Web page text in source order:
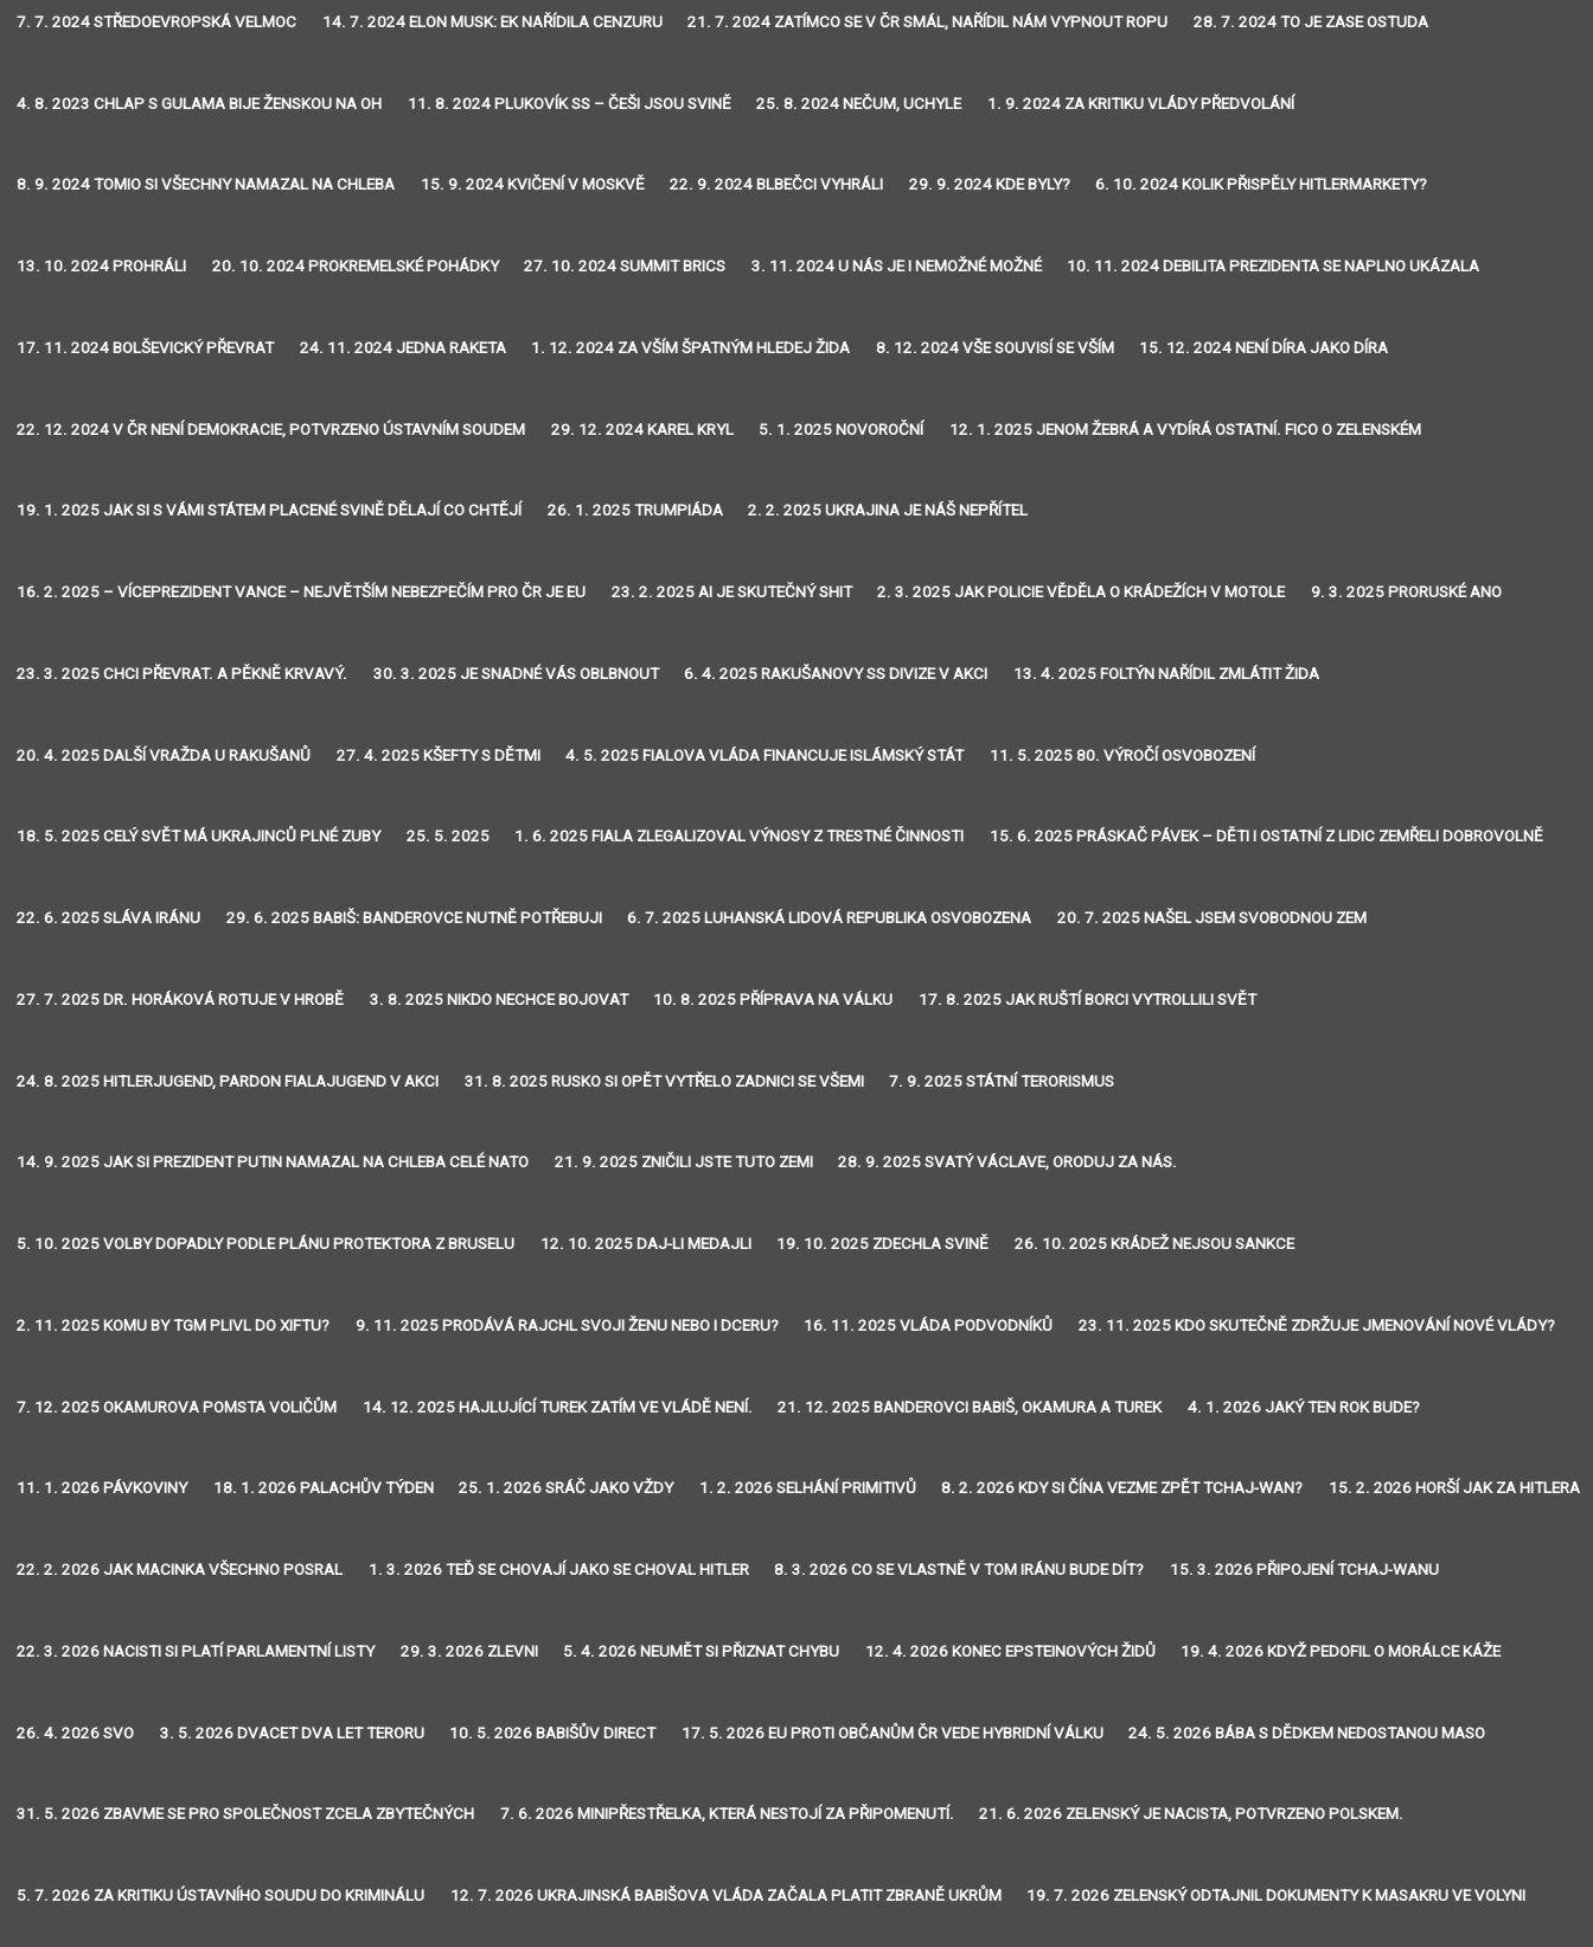
7. 7. 2024 STŘEDOEVROPSKÁ VELMOC 14. 7. 2024 ELON MUSK: EK NAŘÍDILA CENZURU 21. 7. 2024 ZATÍMCO SE V ČR SMÁL, NAŘÍDIL NÁM VYPNOUT ROPU 28. 7. 2024 TO JE ZASE OSTUDA
4. 8. 2023 CHLAP S GULAMA BIJE ŽENSKOU NA OH 11. 8. 2024 PLUKOVÍK SS – ČEŠI JSOU SVINĚ 25. 8. 2024 NEČUM, UCHYLE 1. 9. 2024 ZA KRITIKU VLÁDY PŘEDVOLÁNÍ
8. 9. 2024 TOMIO SI VŠECHNY NAMAZAL NA CHLEBA 15. 9. 2024 KVIČENÍ V MOSKVĚ 22. 9. 2024 BLBEČCI VYHRÁLI 29. 9. 2024 KDE BYLY? 6. 10. 2024 KOLIK PŘISPĚLY HITLERMARKETY?
13. 10. 2024 PROHRÁLI 20. 10. 2024 PROKREMELSKÉ POHÁDKY 27. 10. 2024 SUMMIT BRICS 3. 11. 2024 U NÁS JE I NEMOŽNÉ MOŽNÉ 10. 11. 2024 DEBILITA PREZIDENTA SE NAPLNO UKÁZALA
17. 11. 2024 BOLŠEVICKÝ PŘEVRAT 24. 11. 2024 JEDNA RAKETA 1. 12. 2024 ZA VŠÍM ŠPATNÝM HLEDEJ ŽIDA 8. 12. 2024 VŠE SOUVISÍ SE VŠÍM 15. 12. 2024 NENÍ DÍRA JAKO DÍRA
22. 12. 2024 V ČR NENÍ DEMOKRACIE, POTVRZENO ÚSTAVNÍM SOUDEM 29. 12. 2024 KAREL KRYL 5. 1. 2025 NOVOROČNÍ 12. 1. 2025 JENOM ŽEBRÁ A VYDÍRÁ OSTATNÍ. FICO O ZELENSKÉM
19. 1. 2025 JAK SI S VÁMI STÁTEM PLACENÉ SVINĚ DĚLAJÍ CO CHTĚJÍ 26. 1. 2025 TRUMPIÁDA 2. 2. 2025 UKRAJINA JE NÁŠ NEPŘÍTEL
16. 2. 2025 – VÍCEPREZIDENT VANCE – NEJVĚTŠÍM NEBEZPEČÍM PRO ČR JE EU 23. 2. 2025 AI JE SKUTEČNÝ SHIT 2. 3. 2025 JAK POLICIE VĚDĚLA O KRÁDEŽÍCH V MOTOLE 9. 3. 2025 PRORUSKÉ ANO
23. 3. 2025 CHCI PŘEVRAT. A PĚKNĚ KRVAVÝ. 30. 3. 2025 JE SNADNÉ VÁS OBLBNOUT 6. 4. 2025 RAKUŠANOVY SS DIVIZE V AKCI 13. 4. 2025 FOLTÝN NAŘÍDIL ZMLÁTIT ŽIDA
20. 4. 2025 DALŠÍ VRAŽDA U RAKUŠANŮ 27. 4. 2025 KŠEFTY S DĚTMI 4. 5. 2025 FIALOVA VLÁDA FINANCUJE ISLÁMSKÝ STÁT 11. 5. 2025 80. VÝROČÍ OSVOBOZENÍ
18. 5. 2025 CELÝ SVĚT MÁ UKRAJINCŮ PLNÉ ZUBY 25. 5. 2025 1. 6. 2025 FIALA ZLEGALIZOVAL VÝNOSY Z TRESTNÉ ČINNOSTI 15. 6. 2025 PRÁSKAČ PÁVEK – DĚTI I OSTATNÍ Z LIDIC ZEMŘELI DOBROVOLNĚ
22. 6. 2025 SLÁVA IRÁNU 29. 6. 2025 BABIŠ: BANDEROVCE NUTNĚ POTŘEBUJI 6. 7. 2025 LUHANSKÁ LIDOVÁ REPUBLIKA OSVOBOZENA 20. 7. 2025 NAŠEL JSEM SVOBODNOU ZEM
27. 7. 2025 DR. HORÁKOVÁ ROTUJE V HROBĚ 3. 8. 2025 NIKDO NECHCE BOJOVAT 10. 8. 2025 PŘÍPRAVA NA VÁLKU 17. 8. 2025 JAK RUŠTÍ BORCI VYTROLLILI SVĚT
24. 8. 2025 HITLERJUGEND, PARDON FIALAJUGEND V AKCI 31. 8. 2025 RUSKO SI OPĚT VYTŘELO ZADNICI SE VŠEMI 7. 9. 2025 STÁTNÍ TERORISMUS
14. 9. 2025 JAK SI PREZIDENT PUTIN NAMAZAL NA CHLEBA CELÉ NATO 21. 9. 2025 ZNIČILI JSTE TUTO ZEMI 28. 9. 2025 SVATÝ VÁCLAVE, ORODUJ ZA NÁS.
5. 10. 2025 VOLBY DOPADLY PODLE PLÁNU PROTEKTORA Z BRUSELU 12. 10. 2025 DAJ-LI MEDAJLI 19. 10. 2025 ZDECHLA SVINĚ 26. 10. 2025 KRÁDEŽ NEJSOU SANKCE
2. 11. 2025 KOMU BY TGM PLIVL DO XIFTU? 9. 11. 2025 PRODÁVÁ RAJCHL SVOJI ŽENU NEBO I DCERU? 16. 11. 2025 VLÁDA PODVODNÍKŮ 23. 11. 2025 KDO SKUTEČNĚ ZDRŽUJE JMENOVÁNÍ NOVÉ VLÁDY?
7. 12. 2025 OKAMUROVA POMSTA VOLIČŮM 14. 12. 2025 HAJLUJÍCÍ TUREK ZATÍM VE VLÁDĚ NENÍ. 21. 12. 2025 BANDEROVCI BABIŠ, OKAMURA A TUREK 4. 1. 2026 JAKÝ TEN ROK BUDE?
11. 1. 2026 PÁVKOVINY 18. 1. 2026 PALACHŮV TÝDEN 25. 1. 2026 SRÁČ JAKO VŽDY 1. 2. 2026 SELHÁNÍ PRIMITIVŮ 8. 2. 2026 KDY SI ČÍNA VEZME ZPĚT TCHAJ-WAN? 15. 2. 2026 HORŠÍ JAK ZA HITLERA
22. 2. 2026 JAK MACINKA VŠECHNO POSRAL 1. 3. 2026 TEĎ SE CHOVAJÍ JAKO SE CHOVAL HITLER 8. 3. 2026 CO SE VLASTNĚ V TOM IRÁNU BUDE DÍT? 15. 3. 2026 PŘIPOJENÍ TCHAJ-WANU
22. 3. 2026 NACISTI SI PLATÍ PARLAMENTNÍ LISTY 29. 3. 2026 ZLEVNI 5. 4. 2026 NEUMĚT SI PŘIZNAT CHYBU 12. 4. 2026 KONEC EPSTEINOVÝCH ŽIDŮ 19. 4. 2026 KDYŽ PEDOFIL O MORÁLCE KÁŽE
26. 4. 2026 SVO 3. 5. 2026 DVACET DVA LET TERORU 10. 5. 2026 BABIŠŮV DIRECT 17. 5. 2026 EU PROTI OBČANŮM ČR VEDE HYBRIDNÍ VÁLKU 24. 5. 2026 BÁBA S DĚDKEM NEDOSTANOU MASO
31. 5. 2026 ZBAVME SE PRO SPOLEČNOST ZCELA ZBYTEČNÝCH 7. 6. 2026 MINIPŘESTŘELKA, KTERÁ NESTOJÍ ZA PŘIPOMENUTÍ. 21. 6. 2026 ZELENSKÝ JE NACISTA, POTVRZENO POLSKEM.
5. 7. 2026 ZA KRITIKU ÚSTAVNÍHO SOUDU DO KRIMINÁLU 12. 7. 2026 UKRAJINSKÁ BABIŠOVA VLÁDA ZAČALA PLATIT ZBRANĚ UKRŮM 19. 7. 2026 ZELENSKÝ ODTAJNIL DOKUMENTY K MASAKRU VE VOLYNI